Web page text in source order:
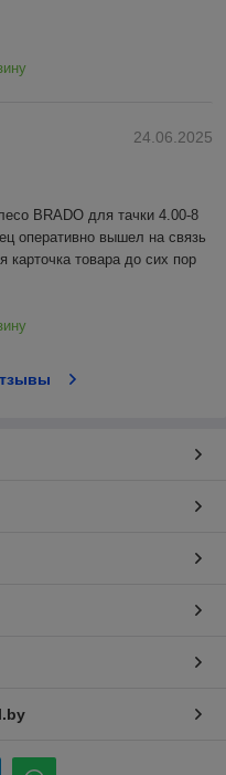
24.06.2025
BRADO для тачки 4.00-8
оперативно вышел на связь
карточка товара до сих пор